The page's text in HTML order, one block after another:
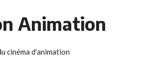
Animation
cinéma d'animation